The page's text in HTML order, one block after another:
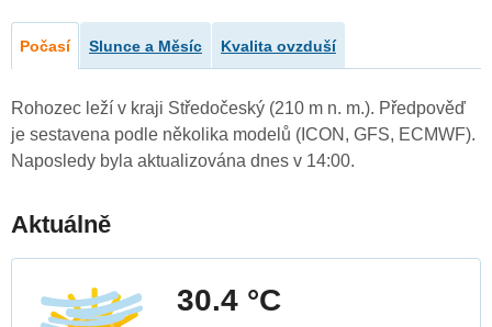
Počasí Slunce a Měsíc Kvalita ovzduší
Rohozec leží v kraji Středočeský (210 m n. m.). Předpověď
je sestavena podle několika modelů (ICON, GFS, ECMWF).
Naposledy byla aktualizována dnes v 14:00.
Aktuálně
30.4 °C